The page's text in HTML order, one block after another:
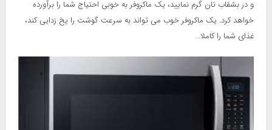
و در بشقاب ‌تان گرم نمایید، یک ماکروفر به خوبی احتیاج شما را برآورده
خواهد کرد. یک ماکروفر خوب می تواند به سرعت گوشت را یخ ‌زدایی کند،
غذای شما را کاملا…